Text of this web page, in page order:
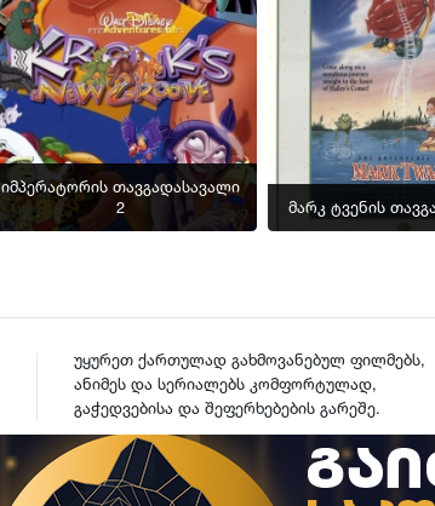
იმპერატორის თავგადასავალი
2
მარკ ტვენის
უყურეთ ქართულად გახმოვანებულ ფილმებს,
ანიმეს და სერიალებს კომფორტულად,
გაჭედვებისა და შეფერხებების გარეშე.
ᲙᲝᲜᲢᲐᲥᲢᲘ